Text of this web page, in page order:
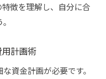
徴を理解し、自分に合
計画術
資金計画が必要です。